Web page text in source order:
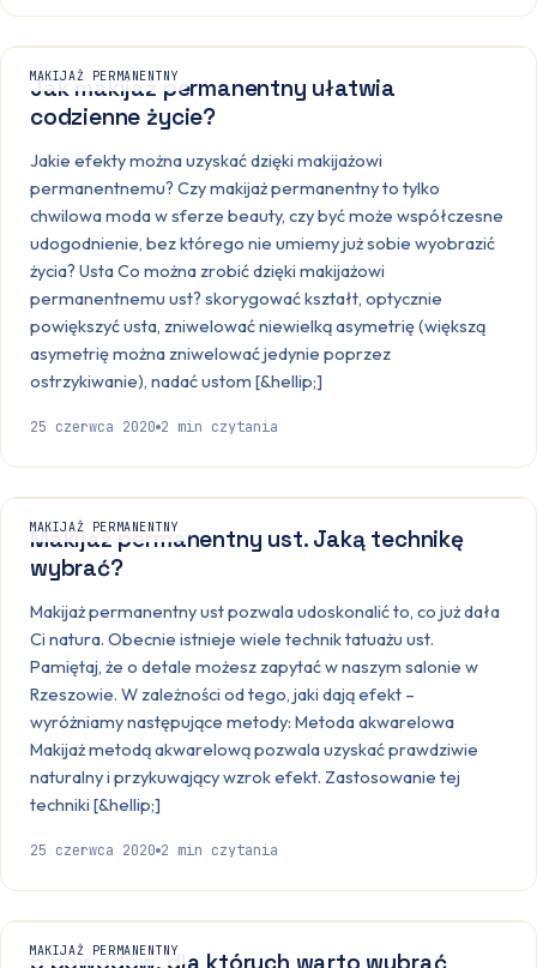
MAKIJAŻ PERMANENTNY
Jak makijaż permanentny ułatwia
codzienne życie?
Jakie efekty można uzyskać dzięki makijażowi
permanentnemu? Czy makijaż permanentny to tylko
chwilowa moda w sferze beauty, czy być może współczesne
udogodnienie, bez którego nie umiemy już sobie wyobrazić
życia? Usta Co można zrobić dzięki makijażowi
permanentnemu ust? skorygować kształt, optycznie
powiększyć usta, zniwelować niewielką asymetrię (większą
asymetrię można zniwelować jedynie poprzez
ostrzykiwanie), nadać ustom [&hellip;]
25 czerwca 2020 2 min czytania
MAKIJAŻ PERMANENTNY
Makijaż permanentny ust. Jaką technikę
wybrać?
Makijaż permanentny ust pozwala udoskonalić to, co już dała
Ci natura. Obecnie istnieje wiele technik tatuażu ust.
Pamiętaj, że o detale możesz zapytać w naszym salonie w
Rzeszowie. W zależności od tego, jaki dają efekt –
wyróżniamy następujące metody: Metoda akwarelowa
Makijaż metodą akwarelową pozwala uzyskać prawdziwie
naturalny i przykuwający wzrok efekt. Zastosowanie tej
techniki [&hellip;]
25 czerwca 2020 2 min czytania
MAKIJAŻ PERMANENTNY